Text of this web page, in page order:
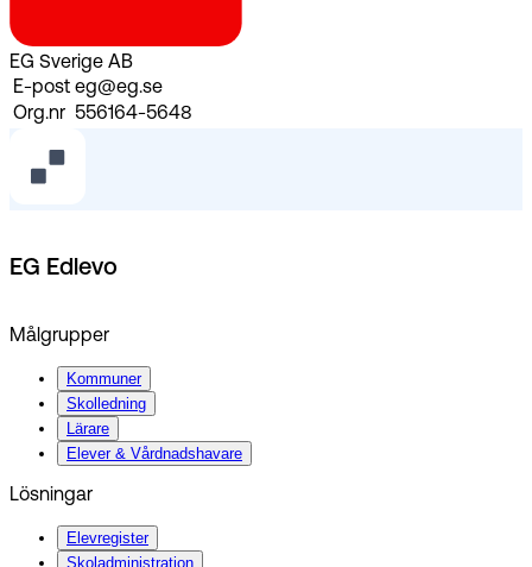
EG Sverige AB
E-post eg@eg.se
Org.nr 556164-5648
EG Edlevo
Målgrupper
Kommuner
Skolledning
Lärare
Elever & Vårdnadshavare
Lösningar
Elevregister
Skoladministration